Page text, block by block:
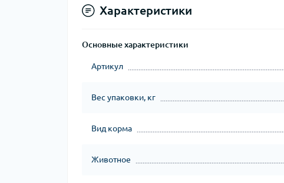
Характеристики
Основные характеристики
Артикул
Вес упаковки, кг
Вид корма
Животное